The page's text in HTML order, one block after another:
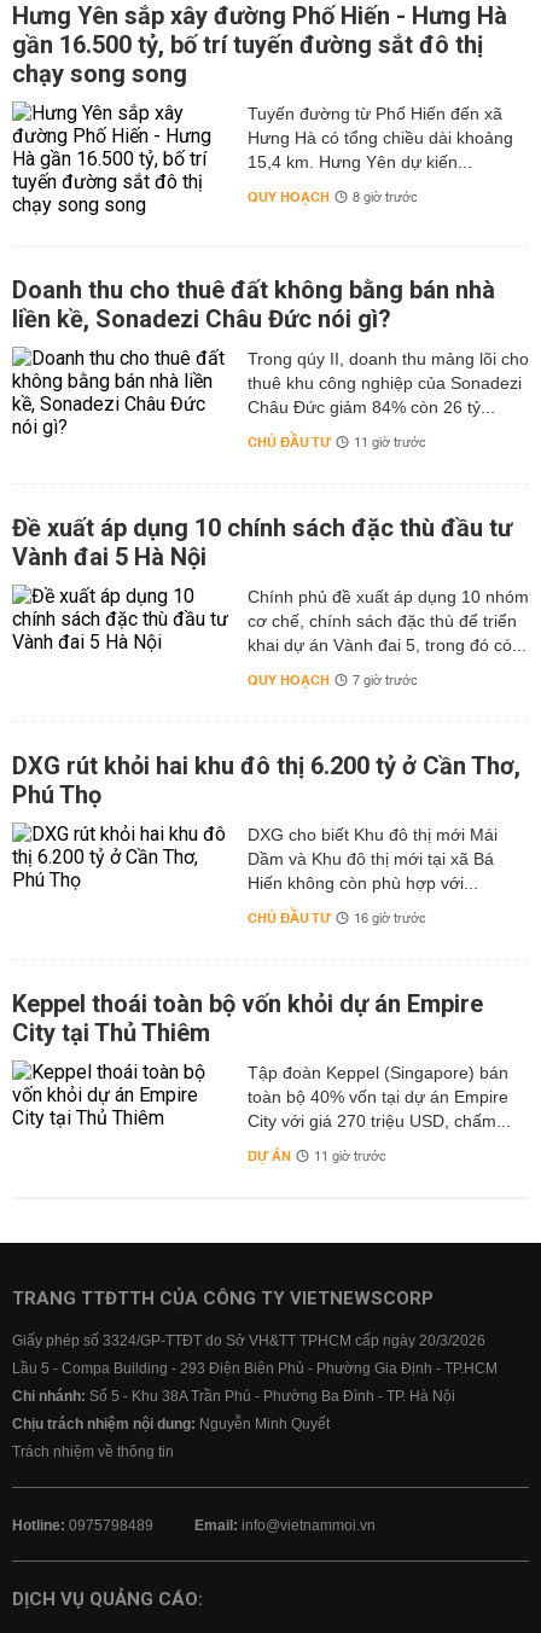
Hưng Yên sắp xây đường Phố Hiến - Hưng Hà
gần 16.500 tỷ, bố trí tuyến đường sắt đô thị
chạy song song
Tuyến đường từ Phố Hiến đến xã
Hưng Hà có tổng chiều dài khoảng
15,4 km. Hưng Yên dự kiến...
QUY HOẠCH 8 giờ trước
Doanh thu cho thuê đất không bằng bán nhà
liền kề, Sonadezi Châu Đức nói gì?
Trong qúy II, doanh thu mảng lõi cho
thuê khu công nghiệp của Sonadezi
Châu Đức giảm 84% còn 26 tỷ...
CHỦ ĐẦU TƯ 11 giờ trước
Đề xuất áp dụng 10 chính sách đặc thù đầu tư
Vành đai 5 Hà Nội
Chính phủ đề xuất áp dụng 10 nhóm
cơ chế, chính sách đặc thù để triển
khai dự án Vành đai 5, trong đó có...
QUY HOẠCH 7 giờ trước
DXG rút khỏi hai khu đô thị 6.200 tỷ ở Cần Thơ,
Phú Thọ
DXG cho biết Khu đô thị mới Mái
Dầm và Khu đô thị mới tại xã Bá
Hiến không còn phù hợp với...
CHỦ ĐẦU TƯ 16 giờ trước
Keppel thoái toàn bộ vốn khỏi dự án Empire
City tại Thủ Thiêm
Tập đoàn Keppel (Singapore) bán
toàn bộ 40% vốn tại dự án Empire
City với giá 270 triệu USD, chấm...
DỰ ÁN 11 giờ trước
TRANG TTĐTTH CỦA CÔNG TY VIETNEWSCORP
Giấy phép số 3324/GP-TTĐT do Sở VH&TT TPHCM cấp ngày 20/3/2026
Lầu 5 - Compa Building - 293 Điện Biên Phủ - Phường Gia Định - TP.HCM
Chi nhánh: Số 5 - Khu 38A Trần Phú - Phường Ba Đình - TP. Hà Nội
Chịu trách nhiệm nội dung: Nguyễn Minh Quyết
Trách nhiệm về thông tin
Hotline: 0975798489 Email: info@vietnammoi.vn
DỊCH VỤ QUẢNG CÁO: